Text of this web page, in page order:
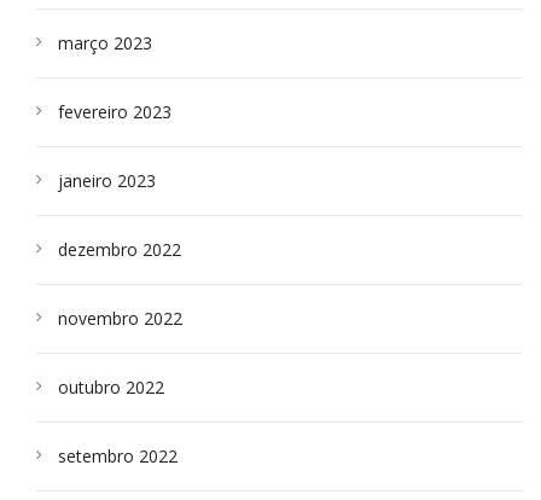
março 2023
fevereiro 2023
janeiro 2023
dezembro 2022
novembro 2022
outubro 2022
setembro 2022